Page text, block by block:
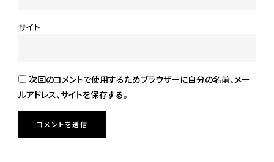
サイト
次回のコメントで使用するためブラウザーに自分の名前、メー
ルアドレス、サイトを保存する。